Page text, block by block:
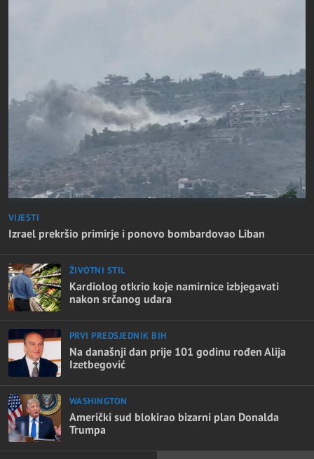
VIJESTI
Izrael prekršio primirje i ponovo bombardovao Liban
ŽIVOTNI STIL
Kardiolog otkrio koje namirnice izbjegavati
nakon srčanog udara
PRVI PREDSJEDNIK BIH
Na današnji dan prije 101 godinu rođen Alija
Izetbegović
WASHINGTON
Američki sud blokirao bizarni plan Donalda
Trumpa